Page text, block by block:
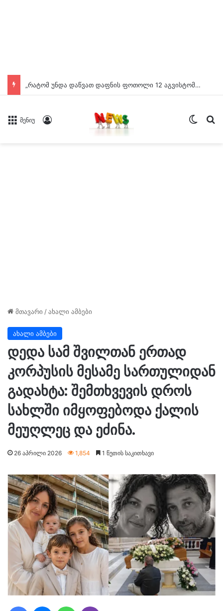
„რატომ უნდა დაწვათ დაფნის ფოთოლი 12 აგვისტომდე? — ეს ყველამ უნდა იცოდეს!“
მენიუ
მთავარი /ახალი ამბები
ახალი ამბები
დედა სამ შვილთან ერთად
კორპუსის მესამე სართულიდან
გადახტა: შემთხვევის დროს
სახლში იმყოფებოდა ქალის
მეუღლეც და ეძინა.
26 აპრილი 2026 1,854 1 წუთის საკითხავი
FacebookMessengerWhatsApp